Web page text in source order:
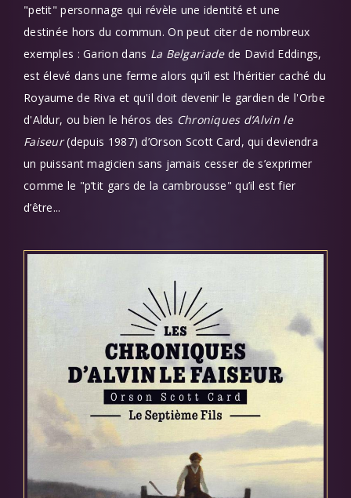
"petit" personnage qui révèle une identité et une
destinée hors du commun. On peut citer de nombreux
exemples : Garion dans La Belgariadede David Eddings,
est élevé dans une ferme alors qu’il est l'héritier caché du
Royaume de Riva et qu'il doit devenir le gardien de l'Orbe
d'Aldur, ou bien le héros des Chroniques d’Alvin le
Faiseur(depuis 1987) d’Orson Scott Card, qui deviendra
un puissant magicien sans jamais cesser de s’exprimer
comme le "p’tit gars de la cambrousse" qu’il est fier
d’être...